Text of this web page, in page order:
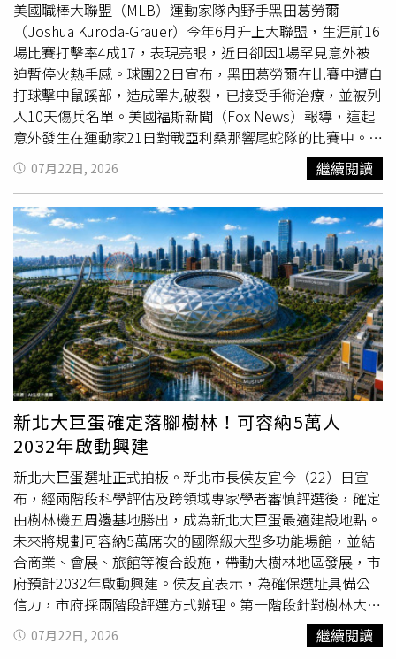
也對本屆賽事爆紅的挪威球員哈蘭德印象深刻，覺得對方的
各種迷因圖很有趣。
美國職棒大聯盟（MLB）運動家隊內野手黑田葛勞爾
（Joshua Kuroda-Grauer）今年6月升上大聯盟，生涯前16
場比賽打擊率4成17，表現亮眼，近日卻因1場罕見意外被
迫暫停火熱手感。球團22日宣布，黑田葛勞爾在比賽中遭自
打球擊中鼠蹊部，造成睪丸破裂，已接受手術治療，並被列
入10天傷兵名單。美國福斯新聞（Fox News）報導，這起
意外發生在運動家21日對戰亞利桑那響尾蛇隊的比賽中。黑
田葛勞爾揮擊時，遭1顆界外球反彈擊中鼠蹊部，儘管當下
疼痛難忍，他仍留在場上完成該次打席，並敲出安打。打席
結束後，球隊決定將他換下，由沃爾頓（Donovan
Walton）接替守備，黑田葛勞爾則前往醫院檢查，以確認
傷勢情況。經進一步診斷後，醫療團隊確認黑田葛勞爾睪丸
破裂，必須立即接受手術。運動家隊隔日正式宣布，他已完
成手術，並進入10天傷兵名單，後續仍需視恢復狀況決定復
出時間。24歲的黑田葛勞爾於6月29日自3A拉斯維加斯升上
大聯盟，當時球隊因威爾遜（Jacob Wilson）與蓋洛夫
（Zack Gelof）2名內野主力相繼受傷，急需補強內野戰
力；而他也不負球團期望，升上大聯盟後迅速適應最高層級
賽事，在游擊與三壘2個位置都有穩定表現，前16場出賽繳
出4成17打擊率，並擊出7支長打、貢獻4分打點，成為球隊
近期最大的驚喜之一。更令人惋惜的是，黑田葛勞爾在受傷
當天才剛敲出生涯首支大聯盟全壘打，原本有望持續鞏固先
發位置，卻因這次罕見傷勢被迫暫停出賽。隨著威爾遜已經
傷癒歸隊，蓋洛夫也接近復出，因此黑田葛勞爾傷癒歸隊
後，仍將面臨重新爭取出賽機會的挑戰。依照規定，他最快
可於7月30日移出傷兵名單。
07月22日, 2026 繼續閱讀
新北大巨蛋確定落腳樹林！可容納5萬人
2032年啟動興建
新北大巨蛋選址正式拍板。新北市長侯友宜今（22）日宣
布，經兩階段科學評估及跨領域專家學者審慎評選後，確定
由樹林機五周邊基地勝出，成為新北大巨蛋最適建設地點。
未來將規劃可容納5萬席次的國際級大型多功能場館，並結
合商業、會展、旅館等複合設施，帶動大樹林地區發展，市
府預計2032年啟動興建。侯友宜表示，為確保選址具備公
信力，市府採兩階段評選方式辦理。第一階段針對樹林大柑
園、三峽麥仔園、土城看守所、樹林機五周邊、板樹體育館
及淡海二期等6處潛力基地，依據基地條件、支援設施、環
07月22日, 2026 繼續閱讀